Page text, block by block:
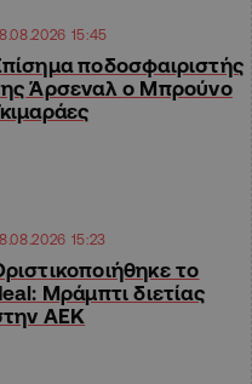
15:45
ποδοσφαιριστής
Άρσεναλ ο Μπρούνο
15:23
το
Μράμπτι διετίας
ΑΕΚ